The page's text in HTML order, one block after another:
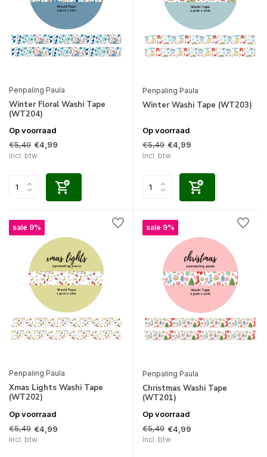
Penpaling Paula
Winter Floral Washi Tape
(WT204)
Op voorraad
€5,49 €4,99
Incl. btw
Penpaling Paula
Winter Washi Tape (WT203)
Op voorraad
€5,49 €4,99
Incl. btw
sale 9%
Penpaling Paula
Xmas Lights Washi Tape
(WT202)
Op voorraad
€5,49 €4,99
Incl. btw
sale 9%
Penpaling Paula
Christmas Washi Tape
(WT201)
Op voorraad
€5,49 €4,99
Incl. btw